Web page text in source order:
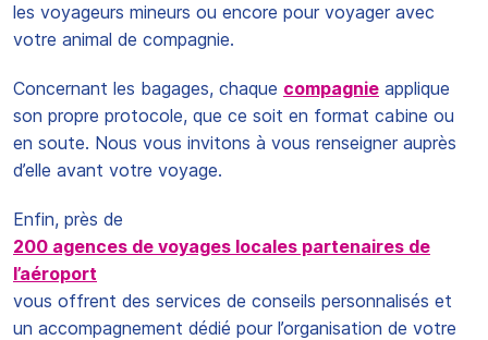
les voyageurs mineurs ou encore pour voyager avec
votre animal de compagnie.
Concernant les bagages, chaque compagnie applique
son propre protocole, que ce soit en format cabine ou
en soute. Nous vous invitons à vous renseigner auprès
d’elle avant votre voyage.
Enfin, près de
200 agences de voyages locales partenaires de
l’aéroport
vous offrent des services de conseils personnalisés et
un accompagnement dédié pour l’organisation de votre